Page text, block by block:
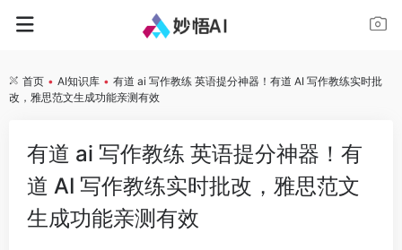
首页 • AI知识库 • 有道 ai 写作教练 英语提分神器！有道 AI 写作教练实时批
改，雅思范文生成功能亲测有效
有道 ai 写作教练 英语提分神器！有
道 AI 写作教练实时批改，雅思范文
生成功能亲测有效